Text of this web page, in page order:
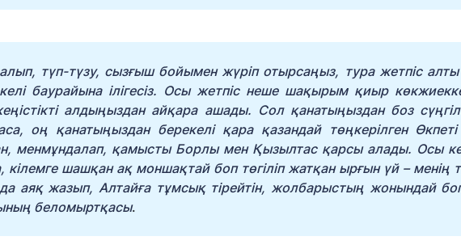
түп-түзу, сызғыш бойымен жүріп отырсаңыз, тура жетпіс
баурайына ілігесіз. Осы жетпіс неше шақырым қиыр
алдыңыздан айқара ашады. Сол қанатыңыздан боз
оң қанатыңыздан берекелі қара қазандай төңкерілген Өкпеті
менмұндалап, қамысты Борлы мен Қызылтас қарсы алады. Осы
кілемге шашқан ақ моншақтай боп төгіліп жатқан ырғын үй – менің
аяқ жазып, Алтайға тұмсық тірейтін, жолбарыстың жонындай
беломыртқасы.